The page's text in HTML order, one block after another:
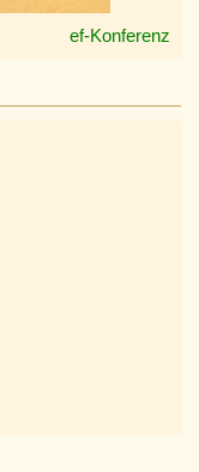
ef-Konferenz